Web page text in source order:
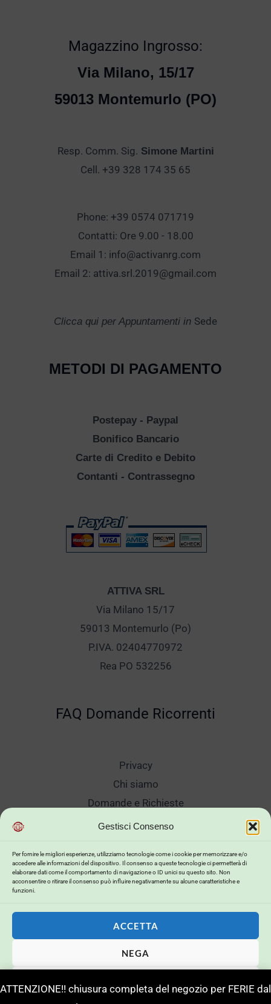
Gestisci Consenso
Per fornire le migliori esperienze, utilizziamo tecnologie come i cookie per memorizzare e/o
accedere alle informazioni del dispositivo. Il consenso a queste tecnologie ci permetterà di
elaborare dati come il comportamento di navigazione o ID unici su questo sito. Non
acconsentire o ritirare il consenso può influire negativamente su alcune caratteristiche e
funzioni.
ACCETTA
NEGA
ATTENZIONE!! chiusura completa del negozio per FERIE dal
Magazzino Ingrosso:
Via Milano, 15/17
59013 Montemurlo (PO)
Resp. Comm. Sig. Simone Martini
Cell. +39 328 174 35 65
Phone: +39 0574 071719
Contatti: Ore 9.00 - 18.00
Email 1: info@activanrg.com
Email 2: attiva.srl.2019@gmail.com
Clicca qui per Appuntamenti in Sede
METODI DI PAGAMENTO
Postepay - Paypal
Bonifico Bancario
Carte di Credito e Debito
Contanti - Contrassegno
ATTIVA SRL
Via Milano 15/17
59013 Montemurlo (Po)
P.IVA. 02404770972
Rea PO 532256
FAQ Domande Ricorrenti
Privacy
Chi siamo
Domande e Richieste
Showroom
Sanificazione e Lavaggi
Reso Cambio Merce
My Account